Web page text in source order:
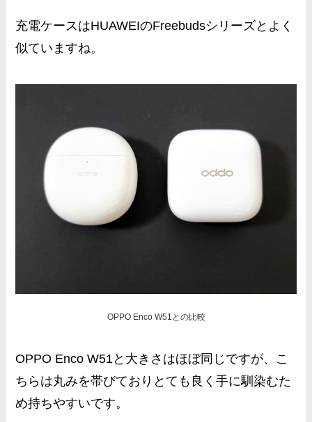
充電ケースはHUAWEIのFreebudsシリーズとよく
似ていますね。
OPPO Enco W51との比較
OPPO Enco W51と大きさはほぼ同じですが、こ
ちらは丸みを帯びており とても良く手に馴染むた
め持ちやすいです。